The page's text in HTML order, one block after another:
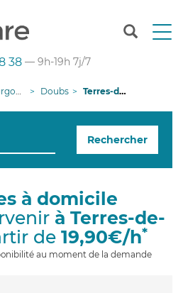
T
n
g
i
38 — 9h-19h 7j/7
Comté Doubs Terres-de-Chaux
Rechercher
à domicile
à Terres-de-
de 19,90€/h*
au moment de la demande